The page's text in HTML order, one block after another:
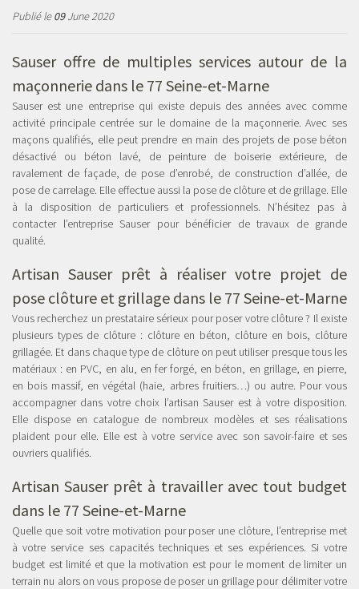
Publié le09June 2020
Sauser offre de multiples services autour de la
maçonnerie dans le 77 Seine-et-Marne
Sauser est une entreprise qui existe depuis des années avec comme
activité principale centrée sur le domaine de la maçonnerie. Avec ses
maçons qualifiés, elle peut prendre en main des projets de pose béton
désactivé ou béton lavé, de peinture de boiserie extérieure, de
ravalement de façade, de pose d’enrobé, de construction d’allée, de
pose de carrelage. Elle effectue aussi la pose de clôture et de grillage. Elle
à la disposition de particuliers et professionnels. N’hésitez pas à
contacter l’entreprise Sauser pour bénéficier de travaux de grande
qualité.
Artisan Sauser prêt à réaliser votre projet de
pose clôture et grillage dans le 77 Seine-et-Marne
Vous recherchez un prestataire sérieux pour poser votre clôture ? Il existe
plusieurs types de clôture : clôture en béton, clôture en bois, clôture
grillagée. Et dans chaque type de clôture on peut utiliser presque tous les
matériaux : en PVC, en alu, en fer forgé, en béton, en grillage, en pierre,
en bois massif, en végétal (haie, arbres fruitiers…) ou autre. Pour vous
accompagner dans votre choix l’artisan Sauser est à votre disposition.
Elle dispose en catalogue de nombreux modèles et ses réalisations
plaident pour elle. Elle est à votre service avec son savoir-faire et ses
ouvriers qualifiés.
Artisan Sauser prêt à travailler avec tout budget
dans le 77 Seine-et-Marne
Quelle que soit votre motivation pour poser une clôture, l’entreprise met
à votre service ses capacités techniques et ses expériences. Si votre
budget est limité et que la motivation est pour le moment de limiter un
terrain nu alors on vous propose de poser un grillage pour délimiter votre